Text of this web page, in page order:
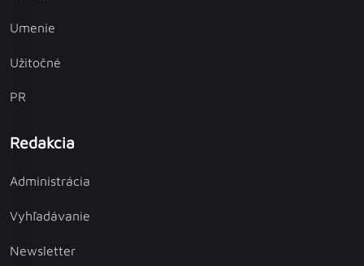
Umenie
Užitočné
PR
Redakcia
Administrácia
Vyhľadávanie
Newsletter